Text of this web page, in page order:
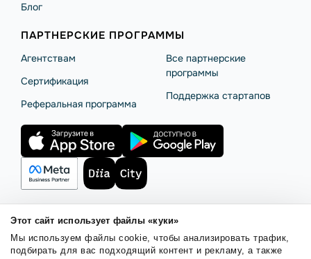
Этот сайт использует файлы «куки»
Мы используем файлы cookie, чтобы анализировать трафик,
подбирать для вас подходящий контент и рекламу, а также
Блог
ПАРТНЕРСКИЕ ПРОГРАММЫ
Агентствам
Сертификация
Реферальная программа
Все партнерские
программы
Поддержка стартапов
Правила использованияБезопасность SendPulse
Политика конфиденциальности Политика Cookies